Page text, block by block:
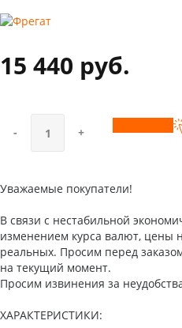
15 440 руб.
- +
Уважаемые покупатели!
В связи с нестабильной
изменением курса валют, цены
реальных. Просим перед
на текущий момент.
Просим извинения за
ХАРАКТЕРИСТИКИ: